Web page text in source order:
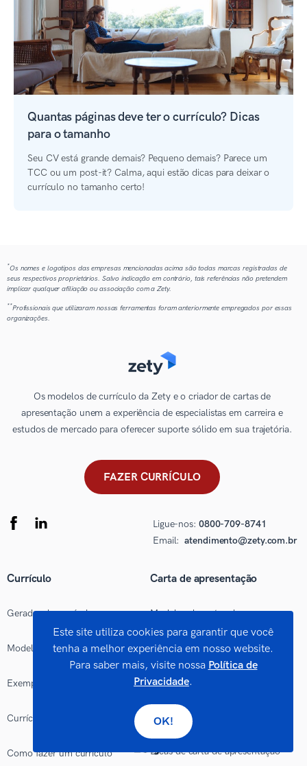
Quantas páginas deve ter o currículo? Dicas
para o tamanho
Seu CV está grande demais? Pequeno demais? Parece um
TCC ou um post-it? Calma, aqui estão dicas para deixar o
currículo no tamanho certo!
*Os nomes e logotipos das empresas mencionadas acima são todas marcas registradas de
seus respectivos proprietários. Salvo indicação em contrário, tais referências não pretendem
implicar qualquer afiliação ou associação com a Zety.
**Profissionais que utilizaram nossas ferramentas foram anteriormente empregados por essas
organizações.
Os modelos de currículo da Zety e o criador de cartas de
apresentação unem a experiência de especialistas em carreira e
estudos de mercado para oferecer suporte sólido em sua trajetória.
FAZER CURRÍCULO
Ligue-nos: 0800-709-8741
Email: atendimento@zety.com.br
Currículo
Gerador de currículos
Modelos de currículos
Exemplos de currículos
Currículos prontos para Word
Como fazer um currículo
Carta de apresentação
Modelos de cartas de
apresentação
Exemplos de cartas de
apresentação
Carta de apresentação pronta
Dicas de carta de apresentação
Este site utiliza cookies para garantir que você
tenha a melhor experiência em nosso website.
Para saber mais, visite nossa Política de
Privacidade.
OK!